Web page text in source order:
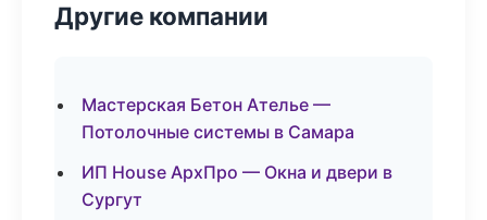
Другие компании
Мастерская Бетон Ателье —
Потолочные системы в Самара
ИП House АрхПро — Окна и двери в
Сургут